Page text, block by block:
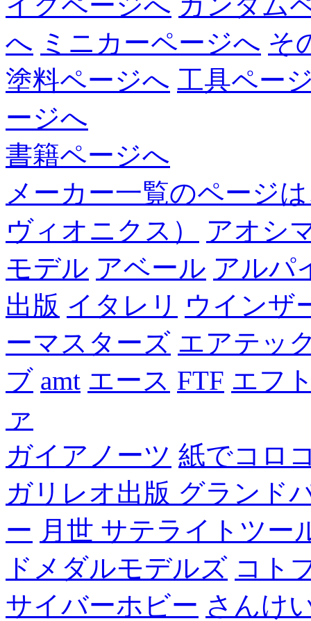
へ ミニカーページへ そ
塗料ページへ 工具ペー
ージへ
書籍ページへ
メーカー一覧のページ
ヴィオニクス）
アオシ
モデル アベール アルパ
出版 イタレリ ウインザ
ーマスターズ エアテッ
ブ amt エース FTF エフ
ァ
ガイアノーツ 紙でコロ
ガリレオ出版 グランド
ー 月世 サテライトツー
ドメダルモデルズ コト
サイバーホビー さんけ